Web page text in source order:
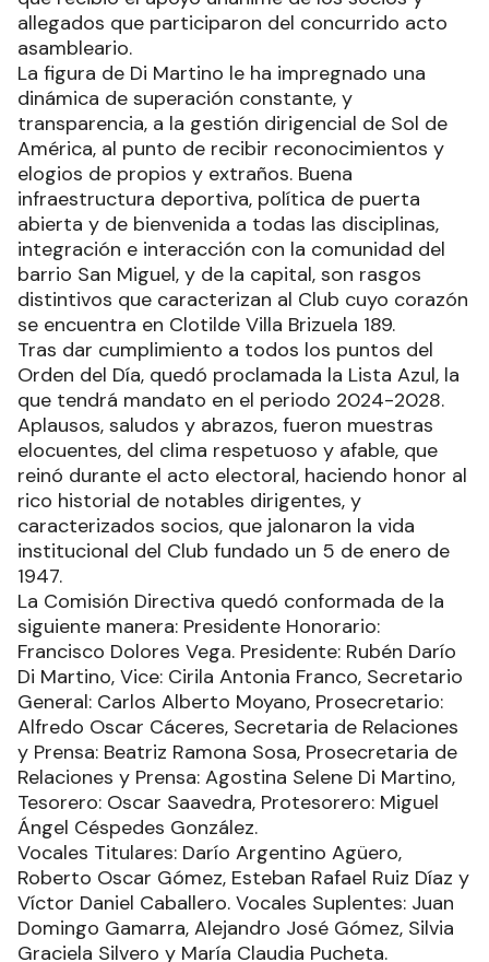
allegados que participaron del concurrido acto
asambleario.
La figura de Di Martino le ha impregnado una
dinámica de superación constante, y
transparencia, a la gestión dirigencial de Sol de
América, al punto de recibir reconocimientos y
elogios de propios y extraños. Buena
infraestructura deportiva, política de puerta
abierta y de bienvenida a todas las disciplinas,
integración e interacción con la comunidad del
barrio San Miguel, y de la capital, son rasgos
distintivos que caracterizan al Club cuyo corazón
se encuentra en Clotilde Villa Brizuela 189.
Tras dar cumplimiento a todos los puntos del
Orden del Día, quedó proclamada la Lista Azul, la
que tendrá mandato en el periodo 2024-2028.
Aplausos, saludos y abrazos, fueron muestras
elocuentes, del clima respetuoso y afable, que
reinó durante el acto electoral, haciendo honor al
rico historial de notables dirigentes, y
caracterizados socios, que jalonaron la vida
institucional del Club fundado un 5 de enero de
1947.
La Comisión Directiva quedó conformada de la
siguiente manera: Presidente Honorario:
Francisco Dolores Vega. Presidente: Rubén Darío
Di Martino, Vice: Cirila Antonia Franco, Secretario
General: Carlos Alberto Moyano, Prosecretario:
Alfredo Oscar Cáceres, Secretaria de Relaciones
y Prensa: Beatriz Ramona Sosa, Prosecretaria de
Relaciones y Prensa: Agostina Selene Di Martino,
Tesorero: Oscar Saavedra, Protesorero: Miguel
Ángel Céspedes González.
Vocales Titulares: Darío Argentino Agüero,
Roberto Oscar Gómez, Esteban Rafael Ruiz Díaz y
Víctor Daniel Caballero. Vocales Suplentes: Juan
Domingo Gamarra, Alejandro José Gómez, Silvia
Graciela Silvero y María Claudia Pucheta.